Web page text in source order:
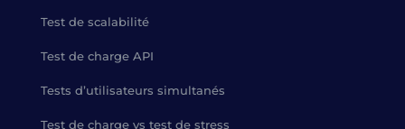
Test de scalabilité
Test de charge API
Tests d’utilisateurs simultanés
Test de charge vs test de stress